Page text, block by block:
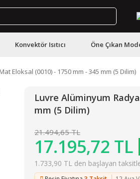
Konvektör Isıtıcı Öne Çıkan
Eloksal (0010) - 1750 mm - 345 mm (5 Dilim)
Luvre Alüminyum
mm (5 Dilim)
21.494,65 TL
17.195,72 TL
1.733,90 TL den başlayan